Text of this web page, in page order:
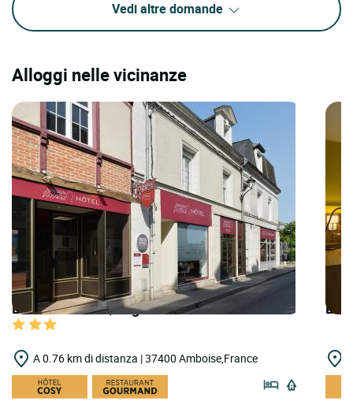
Vedi altre domande
Alloggi nelle vicinanze
LOGIS HOTELS | Logis Hôtel Maison Voltaire
A 0.76 km di distanza | 37400 Amboise,France